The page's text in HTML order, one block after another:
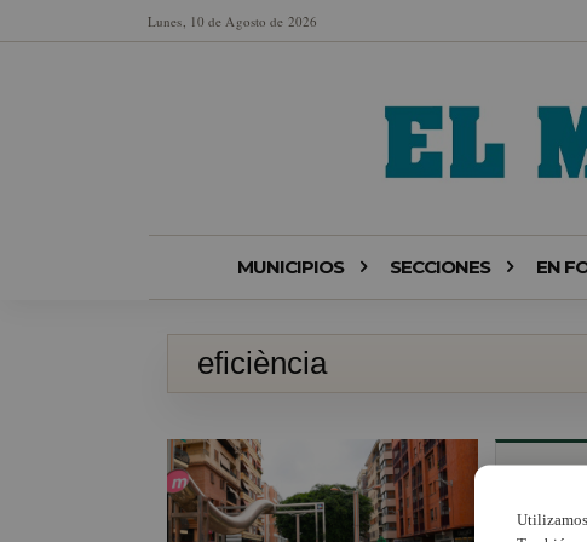
Lunes, 10 de Agosto de 2026
MUNICIPIOS SECCIONES EN
eficiència